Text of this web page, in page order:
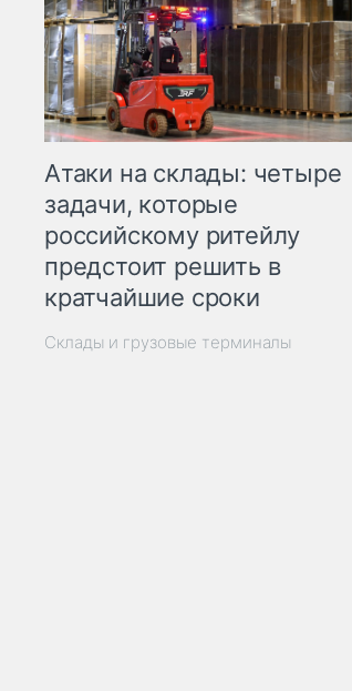
Атаки на склады: четыре
задачи, которые
российскому ритейлу
предстоит решить в
кратчайшие сроки
Склады и грузовые терминалы